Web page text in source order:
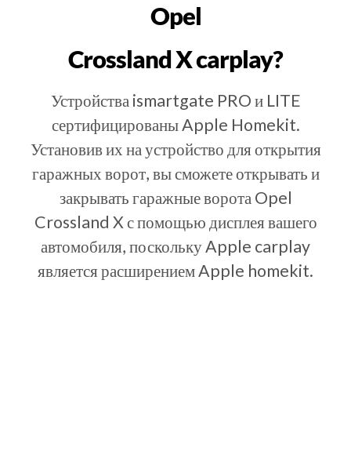
Opel
Crossland X carplay?
Устройства ismartgate PRO и LITE
сертифицированы Apple Homekit.
Установив их на устройство для открытия
гаражных ворот, вы сможете открывать и
закрывать гаражные ворота Opel
Crossland X с помощью дисплея вашего
автомобиля, поскольку Apple carplay
является расширением Apple homekit.